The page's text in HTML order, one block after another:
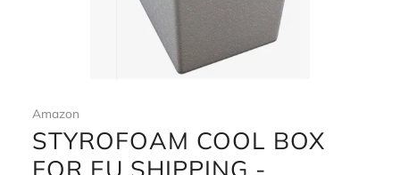
Amazon
STYROFOAM COOL BOX
FOR EU SHIPPING -